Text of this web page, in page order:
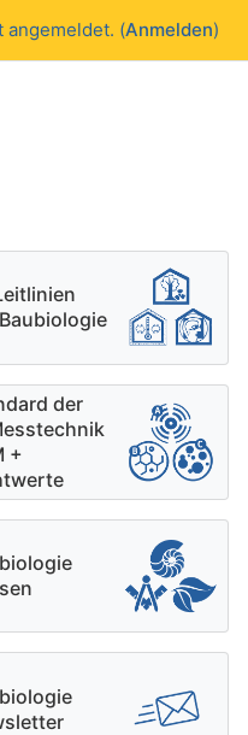
angemeldet. (Anmelden)
der
+